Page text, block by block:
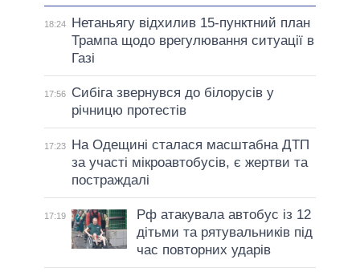
18:24
Нетаньягу відхилив 15-пунктний план
Трампа щодо врегулювання ситуації в
Газі
17:56
Сибіга звернувся до білорусів у
річницю протестів
17:23
На Одещині сталася масштабна ДТП
за участі мікроавтобусів, є жертви та
постраждалі
17:19
Рф атакувала автобус із 12
дітьми та рятувальників під
час повторних ударів